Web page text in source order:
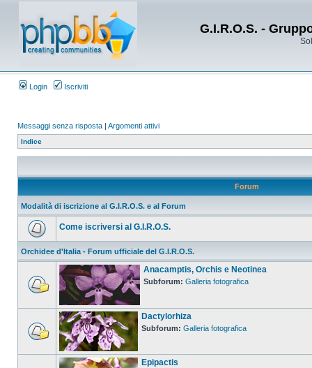
G.I.R.O.S. -
Login Iscriviti
Messaggi senza risposta | Argomenti attivi
Indice
Forum
Modalità di iscrizione al G.I.R.O.S. e al Forum
Come iscriversi al G.I.R.O.S.
Orchidee d'Italia - Forum ufficiale del G.I.R.O.S.
Anacamptis, Orchis e Neotinea
Subforum: Galleria fotografica
Dactylorhiza
Subforum: Galleria fotografica
Epipactis